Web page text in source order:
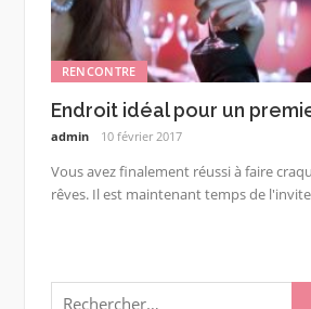
RENCONTRE
Endroit idéal pour un
admin 10 février 2017
Vous avez finalement réussi à faire
rêves. Il est maintenant temps de
Rechercher :